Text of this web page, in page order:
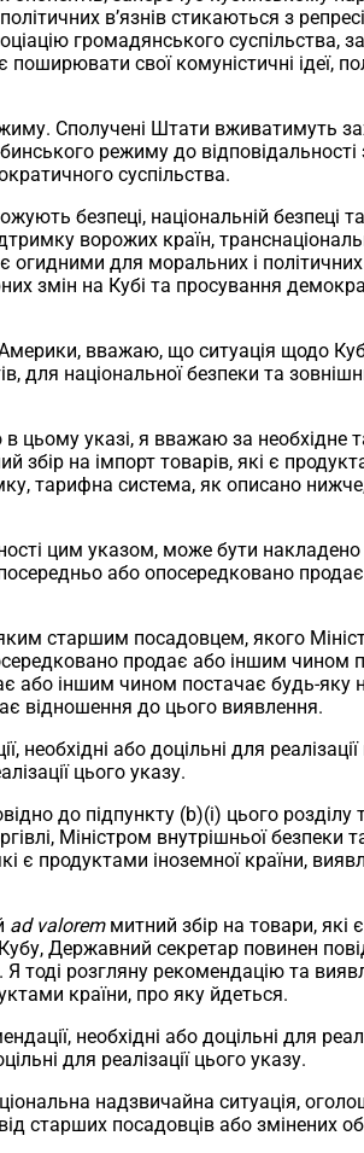
в’язнів стикаються з
громадянського суспільства,
свої комуністичні ідеї,
Сполучені Штати вживатимуть
режиму до
суспільства.
безпеці, національній безпеці
ворожих країн,
для моральних і політичних
змін на Кубі та просування
вважаю, що ситуація щодо Куби
для національної безпеки та
указі, я вважаю за необхідне
збір на імпорт товарів, які є
тарифна система, як описано
цим указом, може бути
або опосередковано
старшим посадовцем, якого
продає або іншим чином
іншим чином постачає будь-яку
відношення до цього виявлення.
або доцільні для
цього указу.
до підпункту (b)(i) цього
Міністром внутрішньої
є продуктами іноземної країни,
ad valoremмитний збір на товари, які
Державний секретар повинен
розгляну рекомендацію та
країни, про яку йдеться.
необхідні або доцільні для
для реалізації цього указу.
надзвичайна ситуація,
старших посадовців або змінених